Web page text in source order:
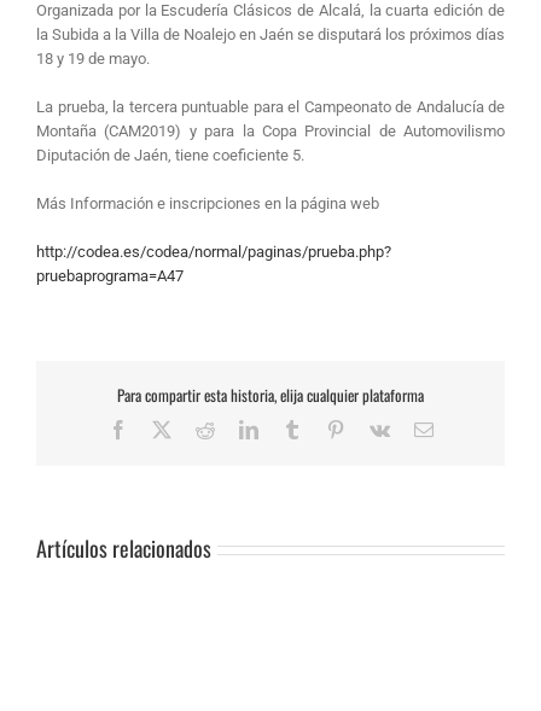
Organizada por la Escudería Clásicos de Alcalá, la cuarta edición de
la Subida a la Villa de Noalejo en Jaén se disputará los próximos días
18 y 19 de mayo.
La prueba, la tercera puntuable para el Campeonato de Andalucía de
Montaña (CAM2019) y para la Copa Provincial de Automovilismo
Diputación de Jaén, tiene coeficiente 5.
Más Información e inscripciones en la página web
http://codea.es/codea/normal/paginas/prueba.php?
pruebaprograma=A47
Para compartir esta historia, elija cualquier plataforma
Facebook RedditLinkedInTumblr Pinterest
Vk
Correo
Artículos relacionados